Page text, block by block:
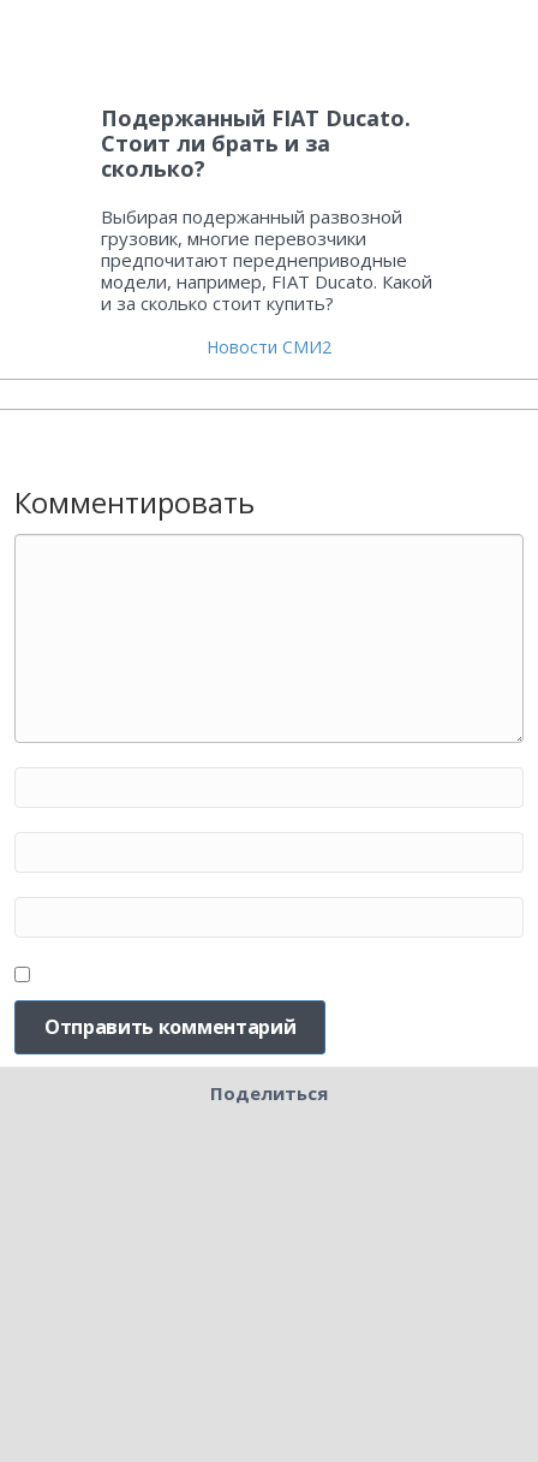
Подержанный FIAT Ducato.
Стоит ли брать и за
сколько?
Выбирая подержанный развозной
грузовик, многие перевозчики
предпочитают переднеприводные
модели, например, FIAT Ducato. Какой
и за сколько стоит купить?
Новости СМИ2
Комментировать
Поделиться